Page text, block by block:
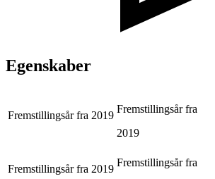
Egenskaber
Fremstillingsår fra 2019
Fremstillingsår fra
2019
Fremstillingsår fra 2019
Fremstillingsår fra